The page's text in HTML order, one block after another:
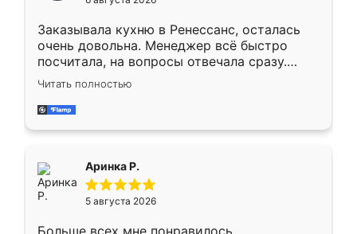
мебели буду заказывать только здесь.
Заказывала кухню в Ренессанс, осталась
очень довольна. Менеджер всё быстро
посчитала, на вопросы отвечала сразу.
Замерщик приехал в субботу, подошёл к
делу со всей ответственностью. Собрали
за день, ребята работали аккуратно, даже
Читать полностью
Аринка Р.
5 августа 2026
Больше всех мне понравилось